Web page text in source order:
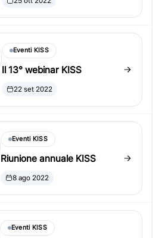
Eventi KISS
Il 13° webinar KISS
22 set 2022
Eventi KISS
Riunione annuale KISS
8 ago 2022
Eventi KISS